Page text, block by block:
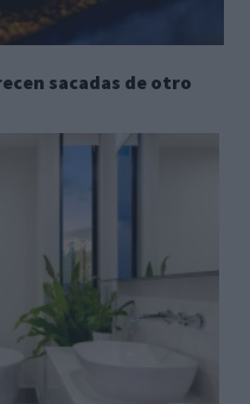
sacadas de otro